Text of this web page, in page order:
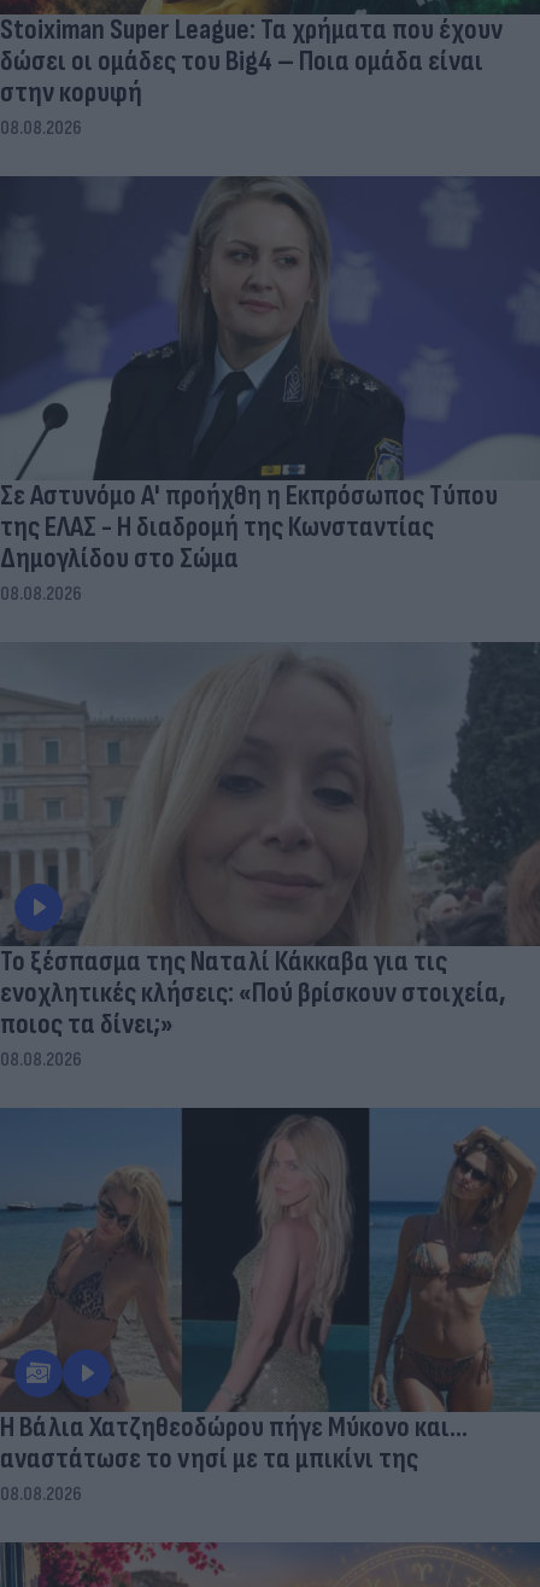
Stoiximan Super League: Τα χρήματα που έχουν
δώσει οι ομάδες του Big4 – Ποια ομάδα είναι
στην κορυφή
08.08.2026
Σε Αστυνόμο Α' προήχθη η Εκπρόσωπος Τύπου
της ΕΛΑΣ - Η διαδρομή της Κωνσταντίας
Δημογλίδου στο Σώμα
08.08.2026
Το ξέσπασμα της Ναταλί Κάκκαβα για τις
ενοχλητικές κλήσεις: «Πού βρίσκουν στοιχεία,
ποιος τα δίνει;»
08.08.2026
Η Βάλια Χατζηθεοδώρου πήγε Μύκονο και...
αναστάτωσε το νησί με τα μπικίνι της
08.08.2026